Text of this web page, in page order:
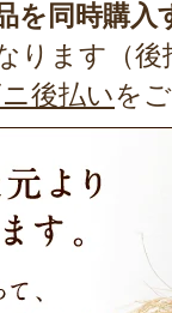
を同時購入
ります（
後払いを